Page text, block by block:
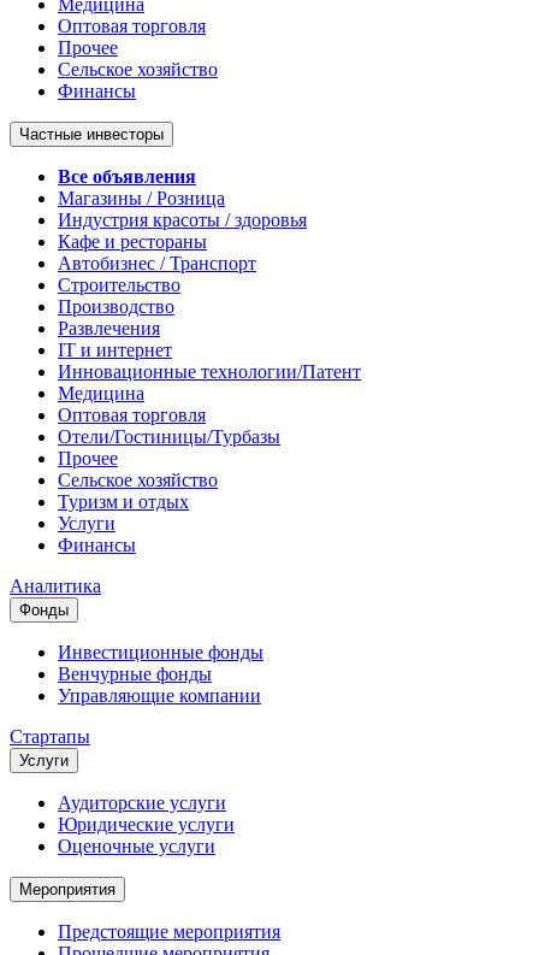
Медицина
Оптовая торговля
Прочее
Сельское хозяйство
Финансы
Частные инвесторы
Все объявления
Магазины / Розница
Индустрия красоты / здоровья
Кафе и рестораны
Автобизнес / Транспорт
Строительство
Производство
Развлечения
IT и интернет
Инновационные технологии/Патент
Медицина
Оптовая торговля
Отели/Гостиницы/Турбазы
Прочее
Сельское хозяйство
Туризм и отдых
Услуги
Финансы
Аналитика
Фонды
Инвестиционные фонды
Венчурные фонды
Управляющие компании
Стартапы
Услуги
Аудиторские услуги
Юридические услуги
Оценочные услуги
Мероприятия
Предстоящие мероприятия